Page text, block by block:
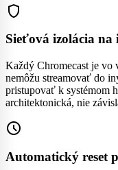
shield
Sieťová izolácia na
Každý Chromecast je vo
nemôžu streamovať do
pristupovať k systémom
architektonická, nie
schedule
Automatický reset